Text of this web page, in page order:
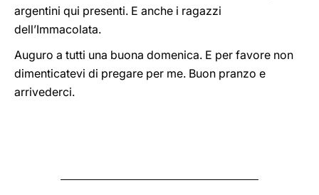
argentini qui presenti. E anche i ragazzi
dell’Immacolata.
Auguro a tutti una buona domenica. E per favore non
dimenticatevi di pregare per me. Buon pranzo e
arrivederci.